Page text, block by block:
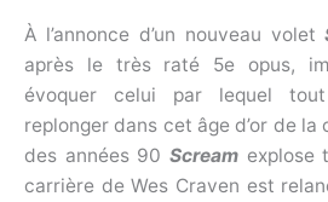
À l’annonce d’un nouveau volet
après le très raté 5e opus,
évoquer celui par lequel
replonger dans cet âge d’or de la
des années 90 Screamexplose
carrière de Wes Craven est